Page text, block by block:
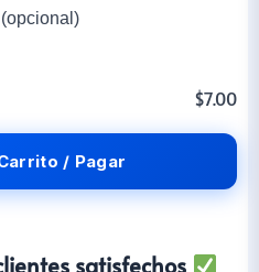
$7.00
/ Pagar
satisfechos